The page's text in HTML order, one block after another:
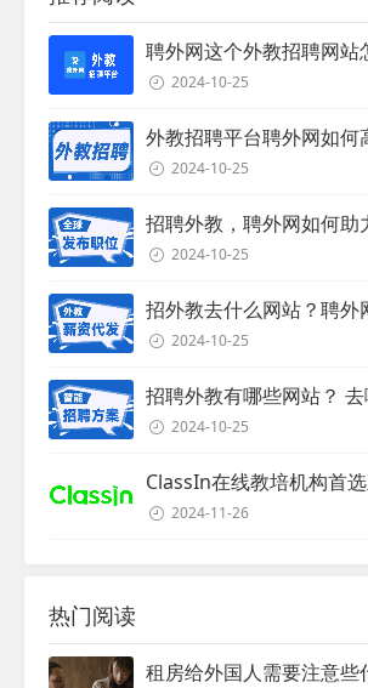
聘外网这个外教招聘网站
2024-10-25
外教招聘平台聘外网如何
2024-10-25
2024-10-25
2024-10-25
2024-10-25
2024-11-26
热门阅读
租房给外国人需要注意些